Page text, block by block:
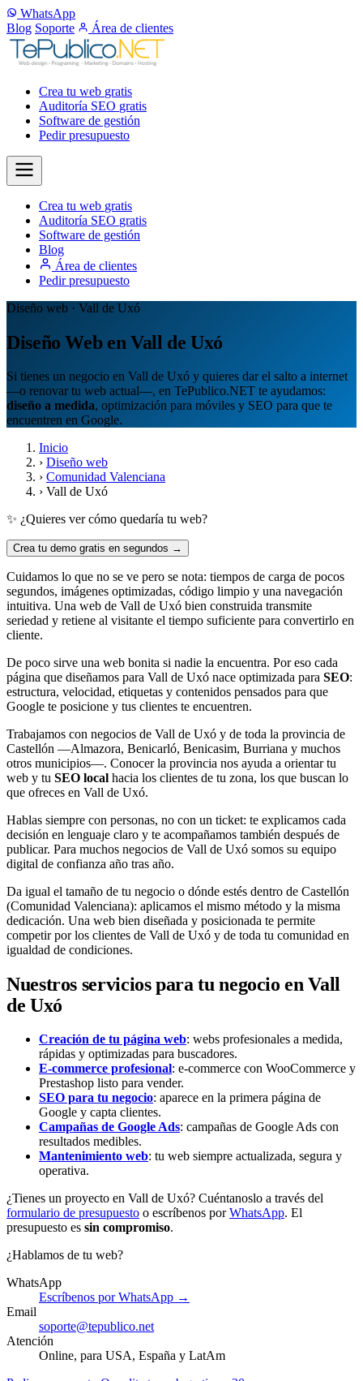
WhatsApp
Blog Soporte Área de clientes
Crea tu web gratis
Auditoría SEO gratis
Software de gestión
Pedir presupuesto
Crea tu web gratis
Auditoría SEO gratis
Software de gestión
Blog
Área de clientes
Pedir presupuesto
Diseño web · Vall de Uxó
Diseño Web en Vall de Uxó
Si tienes un negocio en Vall de Uxó y quieres dar el salto a internet
—o renovar tu web actual—, en TePublico.NET te ayudamos:
diseño a medida, optimización para móviles y SEO para que te
encuentren en Google.
Inicio
› Diseño web
› Comunidad Valenciana
› Vall de Uxó
✨ ¿Quieres ver cómo quedaría tu web?
Crea tu demo gratis en segundos →
Cuidamos lo que no se ve pero se nota: tiempos de carga de pocos
segundos, imágenes optimizadas, código limpio y una navegación
intuitiva. Una web de Vall de Uxó bien construida transmite
seriedad y retiene al visitante el tiempo suficiente para convertirlo en
cliente.
De poco sirve una web bonita si nadie la encuentra. Por eso cada
página que diseñamos para Vall de Uxó nace optimizada para SEO:
estructura, velocidad, etiquetas y contenidos pensados para que
Google te posicione y tus clientes te encuentren.
Trabajamos con negocios de Vall de Uxó y de toda la provincia de
Castellón —Almazora, Benicarló, Benicasim, Burriana y muchos
otros municipios—. Conocer la provincia nos ayuda a orientar tu
web y tu SEO local hacia los clientes de tu zona, los que buscan lo
que ofreces en Vall de Uxó.
Hablas siempre con personas, no con un ticket: te explicamos cada
decisión en lenguaje claro y te acompañamos también después de
publicar. Para muchos negocios de Vall de Uxó somos su equipo
digital de confianza año tras año.
Da igual el tamaño de tu negocio o dónde estés dentro de Castellón
(Comunidad Valenciana): aplicamos el mismo método y la misma
dedicación. Una web bien diseñada y posicionada te permite
competir por los clientes de Vall de Uxó y de toda tu comunidad en
igualdad de condiciones.
Nuestros servicios para tu negocio en Vall
de Uxó
Creación de tu página web: webs profesionales a medida,
rápidas y optimizadas para buscadores.
E-commerce profesional: e-commerce con WooCommerce y
Prestashop listo para vender.
SEO para tu negocio: aparece en la primera página de
Google y capta clientes.
Campañas de Google Ads: campañas de Google Ads con
resultados medibles.
Mantenimiento web: tu web siempre actualizada, segura y
operativa.
¿Tienes un proyecto en Vall de Uxó? Cuéntanoslo a través del
formulario de presupuesto o escríbenos porWhatsApp. El
presupuesto es sin compromiso.
¿Hablamos de tu web?
WhatsApp
Escríbenos por WhatsApp →
Email
soporte@tepublico.net
Atención
Online, para USA, España y LatAm